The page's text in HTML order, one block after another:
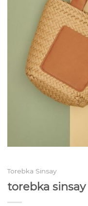
Torebka Sinsay
torebka sinsay